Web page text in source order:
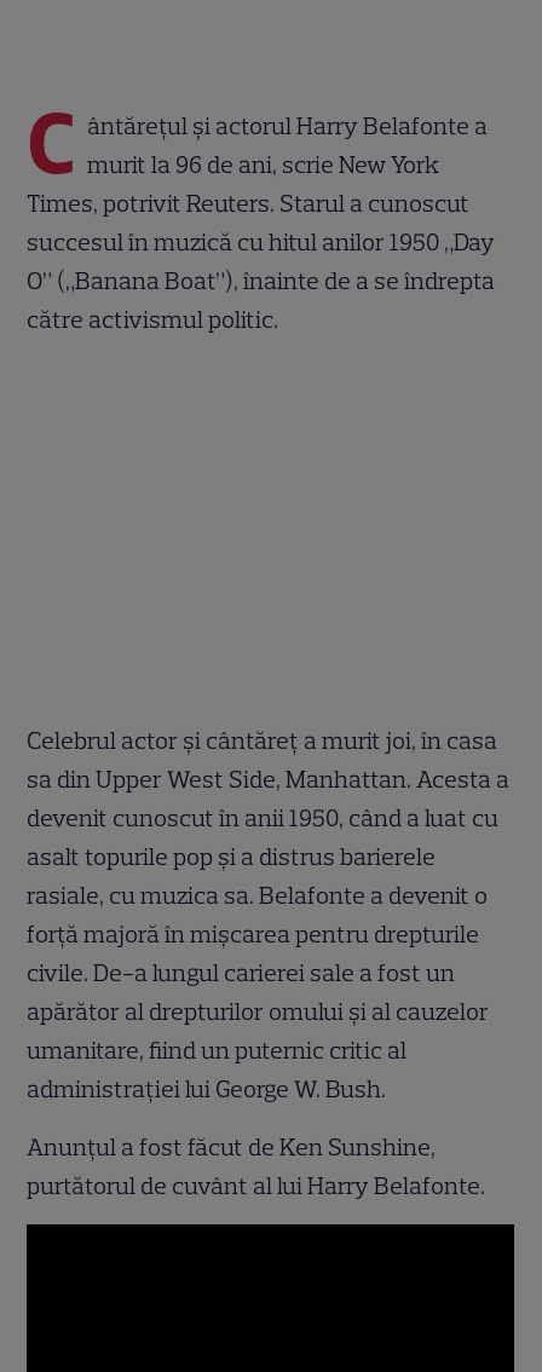
C ântărețul și actorul Harry Belafonte a
murit la 96 de ani, scrie New York
Times, potrivit Reuters. Starul a cunoscut
succesul în muzică cu hitul anilor 1950 „Day
O” („Banana Boat”), înainte de a se îndrepta
către activismul politic.
Celebrul actor și cântăreț a murit joi, în casa
sa din Upper West Side, Manhattan. Acesta a
devenit cunoscut în anii 1950, când a luat cu
asalt topurile pop și a distrus barierele
rasiale, cu muzica sa. Belafonte a devenit o
forță majoră în mișcarea pentru drepturile
civile. De-a lungul carierei sale a fost un
apărător al drepturilor omului și al cauzelor
umanitare, fiind un puternic critic al
administrației lui George W. Bush.
Anunțul a fost făcut de Ken Sunshine,
purtătorul de cuvânt al lui Harry Belafonte.